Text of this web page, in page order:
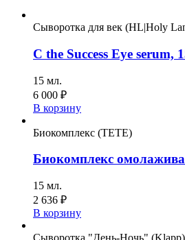
Сыворотка для век (HL|Holy
C the Success Eye serum,
15 мл.
6 000 ₽
В корзину
Биокомплекс (TETE)
Биокомплекс
15 мл.
2 636 ₽
В корзину